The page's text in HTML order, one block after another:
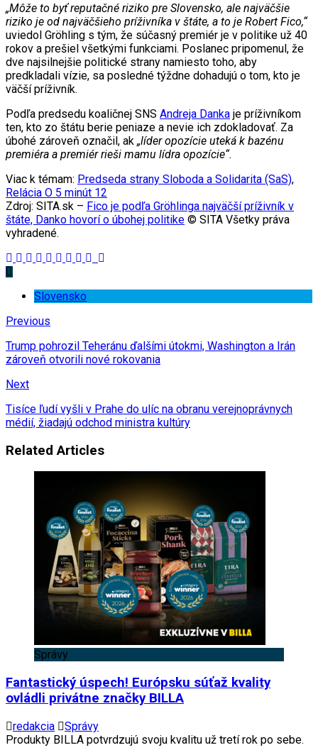
„Môže to byť reputačné riziko pre Slovensko, ale najväčšie
riziko je od najväčšieho príživníka v štáte, a to je Robert Fico,“
uviedol Gröhling s tým, že súčasný premiér je v politike už 40
rokov a prešiel všetkými funkciami. Poslanec pripomenul, že
dve najsilnejšie politické strany namiesto toho, aby
predkladali vízie, sa posledné týždne dohadujú o tom, kto je
väčší príživník.
Podľa predsedu koaličnej SNS Andreja Danka je príživníkom
ten, kto zo štátu berie peniaze a nevie ich zdokladovať. Za
úbohé zároveň označil, ak „líder opozície uteká k bazénu
premiéra a premiér rieši mamu lídra opozície“.
Viac k témam: Predseda strany Sloboda a Solidarita (SaS),
Relácia O 5 minút 12
Zdroj: SITA.sk – Fico je podľa Gröhlinga najväčší príživník v
štáte, Danko hovorí o úbohej politike © SITA Všetky práva
vyhradené.
Slovensko
Previous
Trump pohrozil Teheránu ďalšími útokmi, Washington a Irán
zároveň otvorili nové rokovania
Next
Tisíce ľudí vyšli v Prahe do ulíc na obranu verejnoprávnych
médií, žiadajú odchod ministra kultúry
Related Articles
Správy
Fantastický úspech! Európsku súťaž kvality
ovládli privátne značky BILLA
redakcia
Správy
Produkty BILLA potvrdzujú svoju kvalitu už tretí rok po sebe.